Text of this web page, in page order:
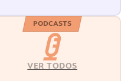
PODCASTS
VER TODOS